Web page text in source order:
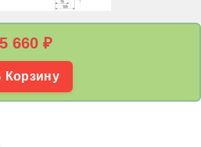
5 660 ₽
Корзину